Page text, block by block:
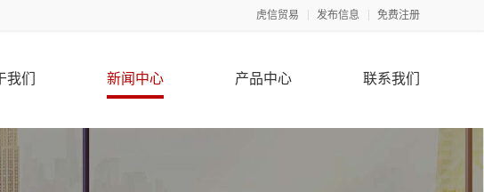
虎信贸易 发布信息 免费注册
我们 新闻中心 产品中心 联系我们